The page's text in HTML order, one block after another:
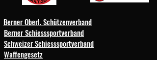
Berner Oberl. Schützenverband
Berner Schiesssportverband
Schweizer Schiesssportverband
Waffengesetz